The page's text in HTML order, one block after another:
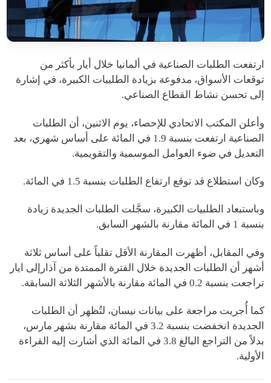
ارتفعت الطلبات الصناعية في ألمانيا خلال أيار بأكثر من
توقعات الأسواق، مدفوعة بزيادة الطلبيات الكبيرة، في إشارة
إلى تحسن نشاط القطاع الصناعي.
وأعلن المكتب الاتحادي للإحصاء، يوم الاثنين، أن الطلبات
الصناعية ارتفعت بنسبة 1.9 في المائة على أساس شهري، بعد
التعديل في ضوء العوامل الموسمية والتقويمية.
وكان استطلاع قد توقع ارتفاع الطلبات بنسبة 1.5 في المائة.
وباستبعاد الطلبيات الكبيرة، سجَّلت الطلبات الجديدة زيادة
بنسبة 1 في المائة مقارنة بالشهر السابق.
وفي المقابل، أظهرت المقارنة الأقل تقلباً على أساس ثلاثة
أشهر أن الطلبات الجديدة خلال الفترة الممتدة من آذارإلى ايار
تراجعت بنسبة 0.2 في المائة مقارنة بالأشهر الثلاثة السابقة.
كما أُجريت مراجعة على بيانات نيسان، لتُظهر أن الطلبات
الجديدة انخفضت بنسبة 3.2 في المائة مقارنة بشهر مارس،
بدلاً من التراجع البالغ 3.8 في المائة الذي أشارت إليه القراءة
الأولية.